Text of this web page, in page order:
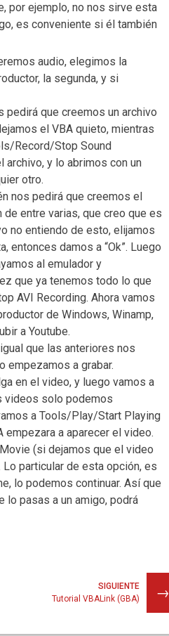
por ejemplo, no nos sirve esta
es conveniente si él también
audio, elegimos la
la segunda, y si
que creemos un archivo
el VBA quieto, mientras
Record/Stop Sound
archivo, y lo abrimos con un
otro.
nos pedirá que creemos el
entre varias, que creo que es
no entiendo de esto, elijamos
entonces damos a “Ok”. Luego
al emulador y
que ya tenemos todo lo que
AVI Recording. Ahora vamos
de Windows, Winamp,
a Youtube.
que las anteriores nos
empezamos a grabar.
en el video, y luego vamos a
videos solo podemos
a Tools/Play/Start Playing
empezara a aparecer el video.
(si dejamos que el video
particular de esta opción, es
lo podemos continuar. Así que
pasas a un amigo, podrá
→
SIGUIENTE
Tutorial VBALink (GBA)